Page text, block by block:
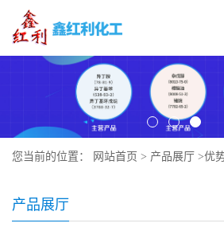
您当前的位置： 网站首页 > 产品展厅 >优
产品展厅